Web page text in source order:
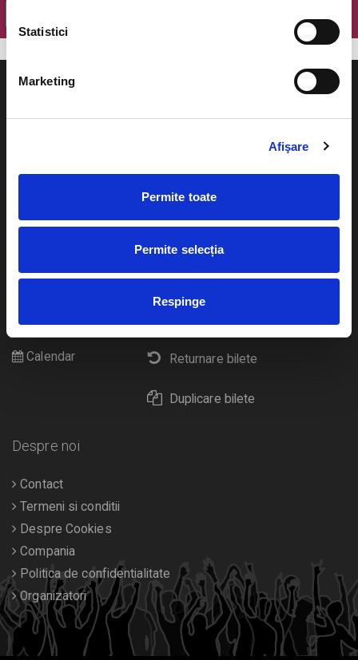
Statistici
Marketing
Afişare
Permite toate
Permite selecția
Respinge
Cum comand bilete?
eBilet printat acasa
Returnare bilete
Duplicare bilete
Pentru copii
Diverse
Calendar
Despre noi
Contact
Termeni si conditii
Despre Cookies
Compania
Politica de confidentialitate
Organizatori